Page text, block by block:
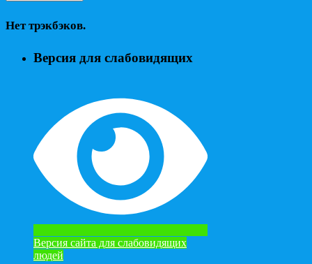
Нет трэкбэков.
Версия для слабовидящих
Версия сайта для слабовидящих
людей